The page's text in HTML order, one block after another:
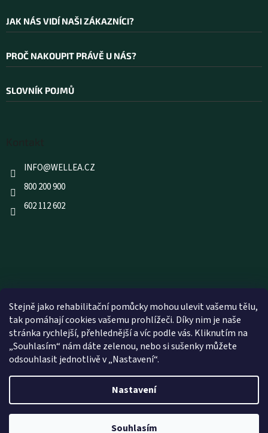
Stejně jako rehabilitační pomůcky mohou ulevit vašemu tělu,
tak pomáhají cookies vašemu prohlížeči. Díky nim je naše
stránka rychlejší, přehlednější a víc podle vás. Kliknutím na
„Souhlasím“ nám dáte zelenou, nebo si sušenky můžete
odsouhlasit jednotlivě v „Nastavení“.
Nastavení
Souhlasím
JAK NÁS VIDÍ NAŠI ZÁKAZNÍCI?
PROČ NAKOUPIT PRÁVĚ U NÁS?
SLOVNÍK POJMŮ
INFO@WELLEA.CZ
800 200 900
602 112 602
Vytvořil Shoptet